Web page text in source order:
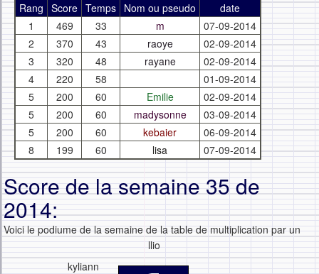
Rang Score Temps Nom ou pseudo
date
1
469 33 m
07-09-2014
2
370 43 raoye
02-09-2014
3
320 48 rayane
02-09-2014
4
220 58
01-09-2014
5
200 60 Emilie
02-09-2014
5
200 60 madysonne
03-09-2014
5
200 60 kebaier
06-09-2014
8
199 60 lisa 07-09-2014
Score de la semaine 35 de
2014:
Voici le podiume de la semaine de la table de multiplication par un
kyliann
llio